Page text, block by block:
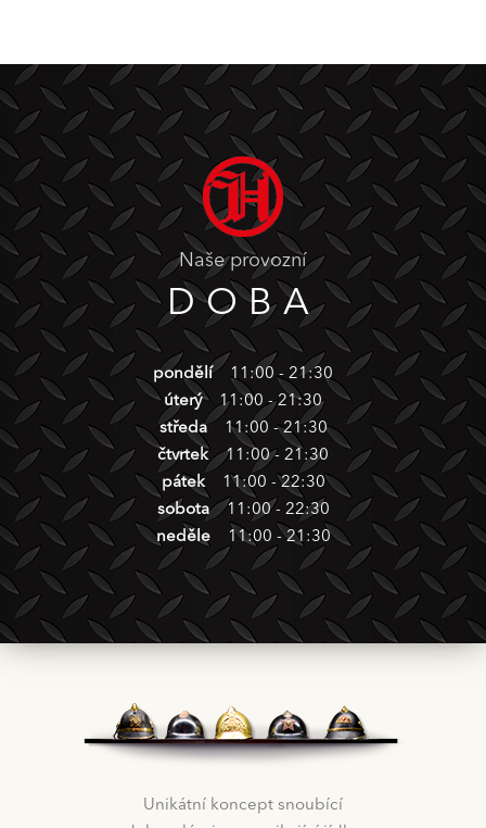
DOBA
Naše provozní
pondělí
11:00 - 21:30
úterý
11:00 - 21:30
středa
11:00 - 21:30
čtvrtek
11:00 - 21:30
pátek
11:00 - 22:30
sobota
11:00 - 22:30
neděle
11:00 - 21:30
Unikátní koncept snoubící